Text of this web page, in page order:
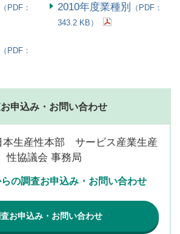
（PDF：
2010年度業種別
（PDF：
343.2 KB）
（PDF：
申込み・お問い合わせ
本生産性本部 サービス産業生産
性協議会 事務局
の調査お申込み・お問い合わせ
お申込み・お問い合わせ